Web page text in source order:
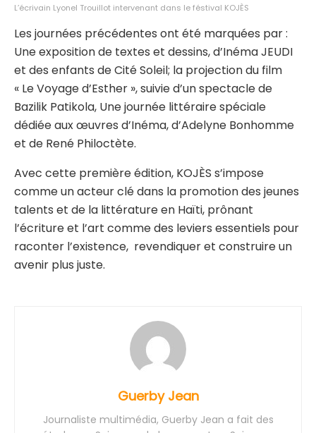
L’écrivain Lyonel Trouillot intervenant dans le féstival KOJÈS
Les journées précédentes ont été marquées par :
Une exposition de textes et dessins, d’Inéma JEUDI
et des enfants de Cité Soleil; la projection du film
« Le Voyage d’Esther », suivie d’un spectacle de
Bazilik Patikola, Une journée littéraire spéciale
dédiée aux œuvres d’Inéma, d’Adelyne Bonhomme
et de René Philoctète.
Avec cette première édition, KOJÈS s’impose
comme un acteur clé dans la promotion des jeunes
talents et de la littérature en Haïti, prônant
l’écriture et l’art comme des leviers essentiels pour
raconter l’existence, revendiquer et construire un
avenir plus juste.
Guerby Jean
Journaliste multimédia, Guerby Jean a fait des